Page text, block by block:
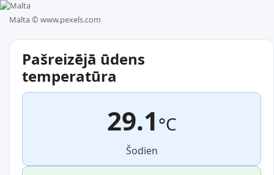
Malta © www.pexels.com
Pašreizējā ūdens
temperatūra
29.1°C
Šodien